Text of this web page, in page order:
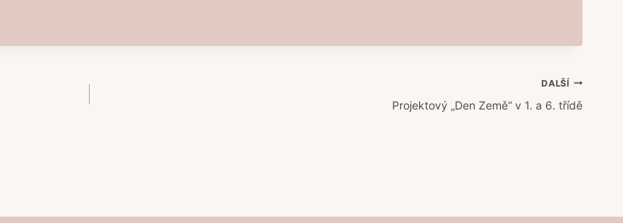
DALŠÍ
Projektový „Den Země“ v 1. a 6. třídě